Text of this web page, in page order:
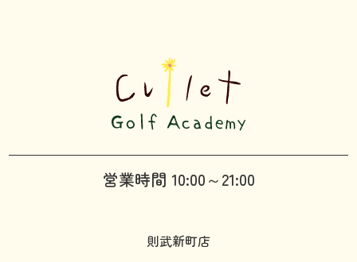
営業時間 10:00～21:00
則武新町店